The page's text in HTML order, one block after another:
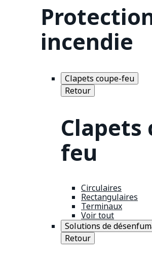
incendie
Clapets coupe-feu
Retour
Clapets
feu
Circulaires
Rectangulaires
Terminaux
Voir tout
Solutions de
Retour